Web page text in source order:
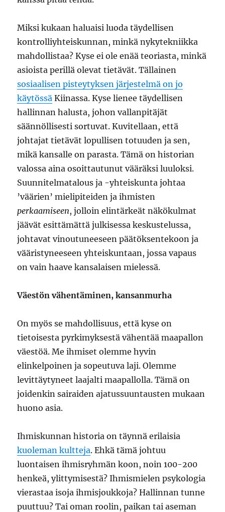
Miksi kukaan haluaisi luoda täydellisen
kontrolliyhteiskunnan, minkä nykytekniikka
mahdollistaa? Kyse ei ole enää teoriasta, minkä
asioista perillä olevat tietävät. Tällainen
sosiaalisen pisteytyksen järjestelmä on jo
käytössä Kiinassa. Kyse lienee täydellisen
hallinnan halusta, johon vallanpitäjät
säännöllisesti sortuvat. Kuvitellaan, että
johtajat tietävät lopullisen totuuden ja sen,
mikä kansalle on parasta. Tämä on historian
valossa aina osoittautunut vääräksi luuloksi.
Suunnitelmatalous ja -yhteiskunta johtaa
’väärien’ mielipiteiden ja ihmisten
perkaamiseen, jolloin elintärkeät näkökulmat
jäävät esittämättä julkisessa keskustelussa,
johtavat vinoutuneeseen päätöksentekoon ja
vääristyneeseen yhteiskuntaan, jossa vapaus
on vain haave kansalaisen mielessä.
Väestön vähentäminen, kansanmurha
On myös se mahdollisuus, että kyse on
tietoisesta pyrkimyksestä vähentää maapallon
väestöä. Me ihmiset olemme hyvin
elinkelpoinen ja sopeutuva laji. Olemme
levittäytyneet laajalti maapallolla. Tämä on
joidenkin sairaiden ajatussuuntausten mukaan
huono asia.
Ihmiskunnan historia on täynnä erilaisia
kuoleman kultteja. Ehkä tämä johtuu
luontaisen ihmisryhmän koon, noin 100-200
henkeä, ylittymisestä? Ihmismielen psykologia
vierastaa isoja ihmisjoukkoja? Hallinnan tunne
puuttuu? Tai oman roolin, paikan tai aseman